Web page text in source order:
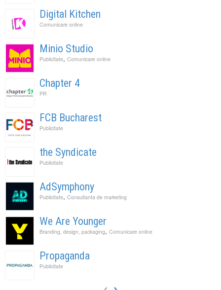
Digital Kitchen
Comunicare online
Minio Studio
Publicitate, Comunicare online
Chapter 4
PR
FCB Bucharest
Publicitate
the Syndicate
Publicitate
AdSymphony
Publicitate, Consultanta de marketing
We Are Younger
Branding, design, packaging, Comunicare online
Propaganda
Publicitate